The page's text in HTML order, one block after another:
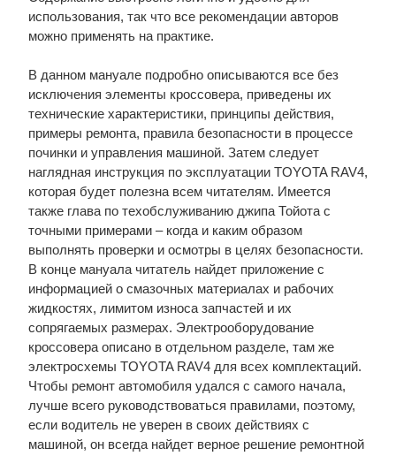
использования, так что все рекомендации авторов
можно применять на практике.
В данном мануале подробно описываются все без
исключения элементы кроссовера, приведены их
технические характеристики, принципы действия,
примеры ремонта, правила безопасности в процессе
починки и управления машиной. Затем следует
наглядная инструкция по эксплуатации TOYOTA RAV4,
которая будет полезна всем читателям. Имеется
также глава по техобслуживанию джипа Тойота с
точными примерами – когда и каким образом
выполнять проверки и осмотры в целях безопасности.
В конце мануала читатель найдет приложение с
информацией о смазочных материалах и рабочих
жидкостях, лимитом износа запчастей и их
сопрягаемых размерах. Электрооборудование
кроссовера описано в отдельном разделе, там же
электросхемы TOYOTA RAV4 для всех комплектаций.
Чтобы ремонт автомобиля удался с самого начала,
лучше всего руководствоваться правилами, поэтому,
если водитель не уверен в своих действиях с
машиной, он всегда найдет верное решение ремонтной